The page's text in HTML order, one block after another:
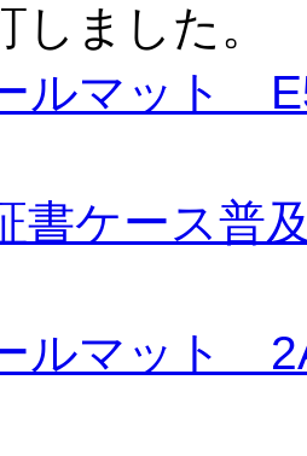
しました。
ルマット
書ケース普
ルマット